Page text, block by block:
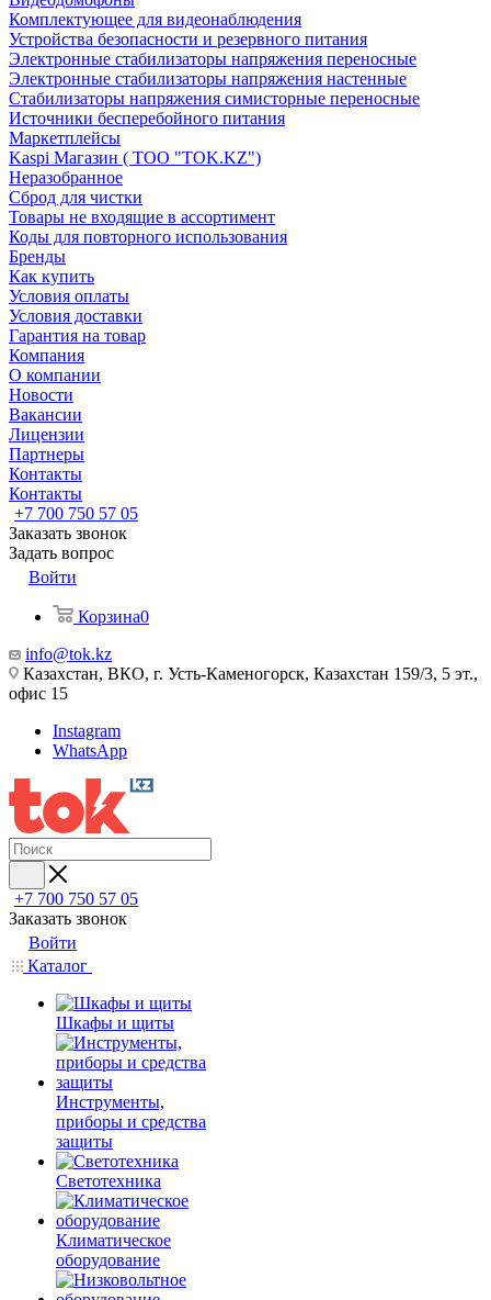
Комплектующее для видеонаблюдения
Устройства безопасности и резервного питания
Электронные стабилизаторы напряжения переносные
Электронные стабилизаторы напряжения настенные
Стабилизаторы напряжения симисторные переносные
Источники бесперебойного питания
Маркетплейсы
Kaspi Магазин ( ТОО "TOK.KZ")
Неразобранное
Сброд для чистки
Товары не входящие в ассортимент
Коды для повторного использования
Бренды
Как купить
Условия оплаты
Условия доставки
Гарантия на товар
Компания
О компании
Новости
Вакансии
Лицензии
Партнеры
Контакты
Контакты
+7 700 750 57 05
Заказать звонок
Задать вопрос
Войти
Корзина0
info@tok.kz
Казахстан, ВКО, г. Усть-Каменогорск, Казахстан 159/3, 5 эт.,
офис 15
Instagram
WhatsApp
+7 700 750 57 05
Заказать звонок
Войти
Каталог
Шкафы и щиты
Инструменты,
приборы и средства
защиты
Светотехника
Климатическое
оборудование